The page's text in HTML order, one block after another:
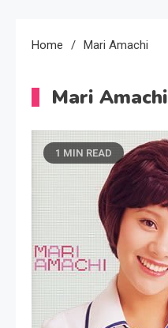
Home Mari Amachi
Mari Amachi
1 MIN READ